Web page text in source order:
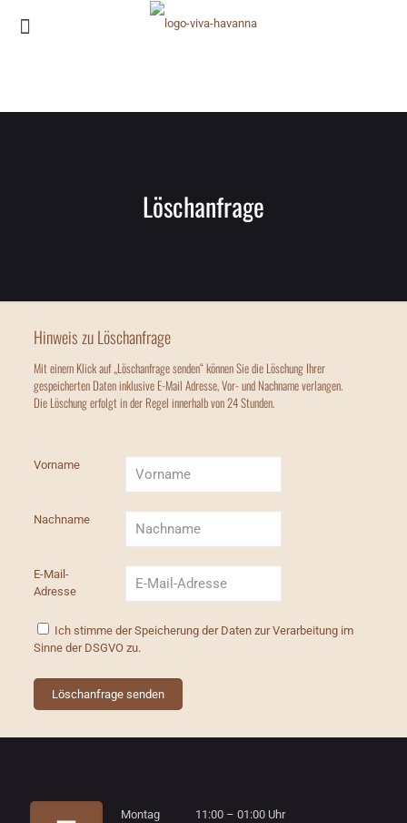
Löschanfrage
Hinweis zu Löschanfrage
Mit einem Klick auf „Löschanfrage senden“ können Sie die Löschung Ihrer
gespeicherten Daten inklusive E-Mail Adresse, Vor- und Nachname verlangen.
Die Löschung erfolgt in der Regel innerhalb von 24 Stunden.
Vorname
Nachname
E-Mail-
Adresse
Ich stimme der Speicherung der Daten zur Verarbeitung im
Sinne der DSGVO zu.
Montag 11:00 – 01:00 Uhr